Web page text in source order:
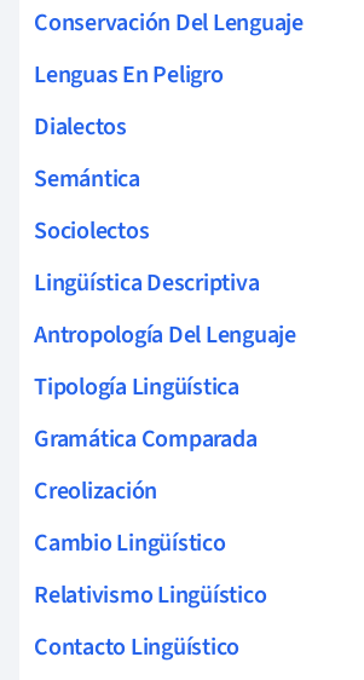
Conservación Del Lenguaje
Lenguas En Peligro
Dialectos
Semántica
Sociolectos
Lingüística Descriptiva
Antropología Del Lenguaje
Tipología Lingüística
Gramática Comparada
Creolización
Cambio Lingüístico
Relativismo Lingüístico
Contacto Lingüístico